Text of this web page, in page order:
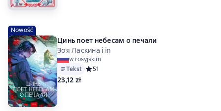
Nowość
Цинь поет небесам о печали
Зоя Ласкина i in
w rosyjskim
Tekst Средний рейтинг 5 на основе 1 оценок
51
23,12 zł